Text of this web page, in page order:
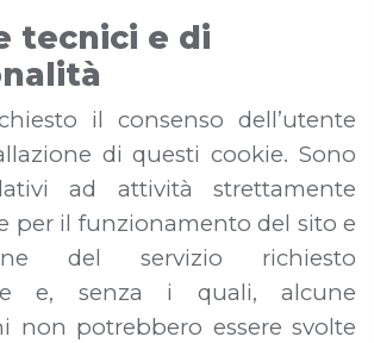
tecnici e di
il consenso dell’utente
di questi cookie. Sono
ad attività strettamente
per il funzionamento del sito e
del servizio richiesto
e, senza i quali, alcune
non potrebbero essere svolte